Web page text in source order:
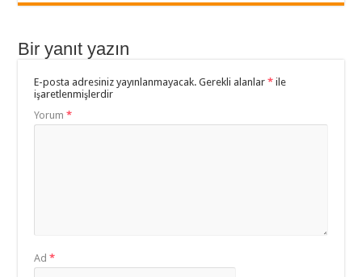
Bir yanıt yazın
E-posta adresiniz yayınlanmayacak. Gerekli alanlar* ile
işaretlenmişlerdir
Yorum*
Ad*